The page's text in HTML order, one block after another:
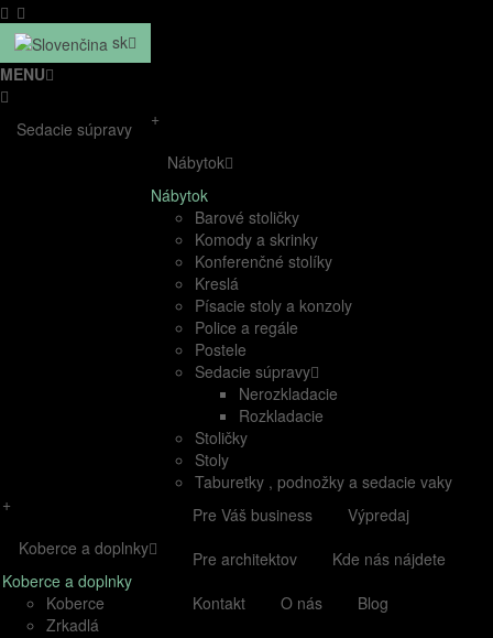
sk
MENU
Sedacie súpravy
+
Nábytok
Nábytok
Barové stoličky
Komody a skrinky
Konferenčné stolíky
Kreslá
Písacie stoly a konzoly
Police a regále
Postele
Sedacie súpravy
Nerozkladacie
Rozkladacie
Stoličky
Stoly
Taburetky , podnožky a sedacie vaky
+
Koberce a doplnky
Koberce a doplnky
Koberce
Zrkadlá
Pre Váš business
Výpredaj
Pre architektov
Kde nás nájdete
Kontakt
O nás Blog